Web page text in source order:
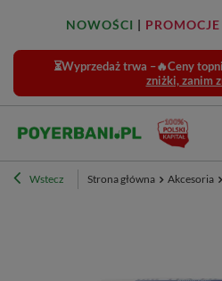
NOWOŚCI | PROMOCJE
⏳Wyprzedaż trwa –🔥Ceny
zniżki, zanim
Wstecz Strona główna Akcesoria